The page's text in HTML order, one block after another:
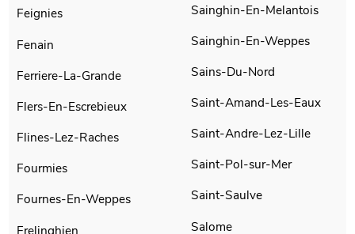
Feignies
Fenain
Ferriere-La-Grande
Flers-En-Escrebieux
Flines-Lez-Raches
Fourmies
Fournes-En-Weppes
Frelinghien
Sainghin-En-Melantois
Sainghin-En-Weppes
Sains-Du-Nord
Saint-Amand-Les-Eaux
Saint-Andre-Lez-Lille
Saint-Pol-sur-Mer
Saint-Saulve
Salome